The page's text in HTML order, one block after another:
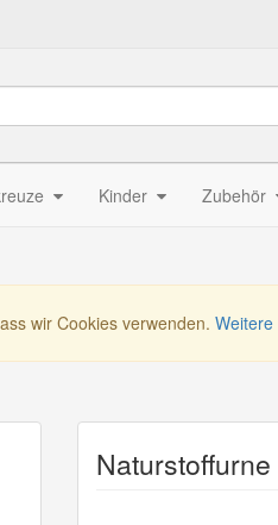
Kinder Zubehör
wir Cookies verwenden.